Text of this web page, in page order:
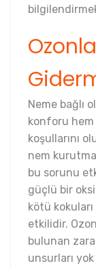
Neme bağlı
konforu hem
koşullarını
nem
bu sorunu
güçlü bir
kötü
etkilidir.
bulunan
unsurları